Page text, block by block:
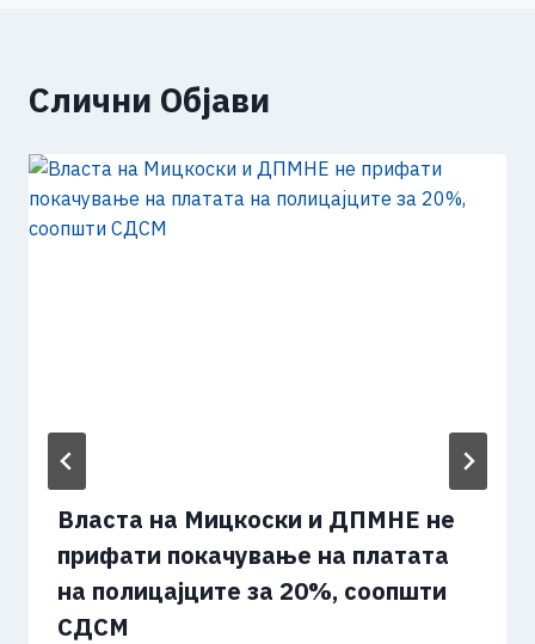
Слични Објави
Власта на Мицкоски и ДПМНЕ не
прифати покачување на платата
на полицајците за 20%, соопшти
СДСМ